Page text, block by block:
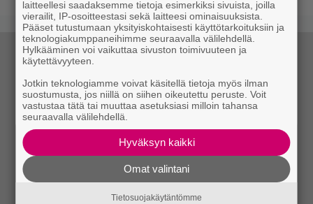
laitteellesi saadaksemme tietoja esimerkiksi sivuista, joilla
vierailit, IP-osoitteestasi sekä laitteesi ominaisuuksista.
Pääset tutustumaan yksityiskohtaisesti käyttötarkoituksiin ja
teknologiakumppaneihimme seuraavalla välilehdellä.
Hylkääminen voi vaikuttaa sivuston toimivuuteen ja
käytettävyyteen.
Jotkin teknologiamme voivat käsitellä tietoja myös ilman
suostumusta, jos niillä on siihen oikeutettu peruste. Voit
vastustaa tätä tai muuttaa asetuksiasi milloin tahansa
seuraavalla välilehdellä.
Hyväksyn kaikki
Omat valintani
Tietosuojakäytäntömme